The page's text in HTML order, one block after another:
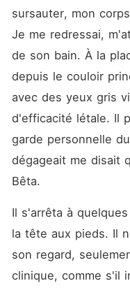
sursauter, mon
Je me redressai,
de son bain. À la
depuis le couloir
avec des yeux gris
d'efficacité létale. Il
garde personnelle
dégageait me disait
Bêta.
Il s'arrêta à
la tête aux pieds. Il
son regard,
clinique, comme s'il